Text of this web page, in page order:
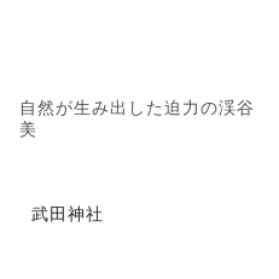
自然が生み出した迫力の渓谷
美
武田神社